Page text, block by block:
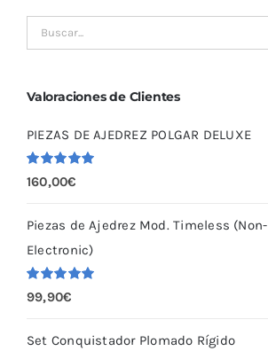
Valoraciones de Clientes
PIEZAS DE AJEDREZ POLGAR DELUXE
Valorado
con 5.00
160,00€
Piezas de Ajedrez Mod. Timeless (Non-
Electronic)
Valorado
con 5.00
99,90€
Set Conquistador Plomado Rígido